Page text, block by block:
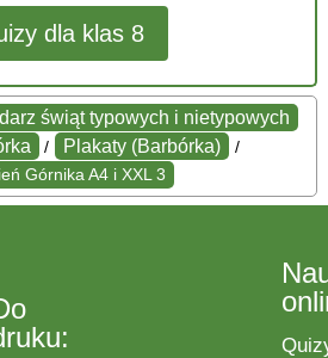
dla klas 8
świąt typowych i nietypowych
/ Plakaty (Barbórka)
/
Górnika A4 i XXL 3